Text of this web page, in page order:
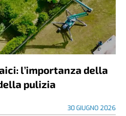
l’importanza della
pulizia
30 GIUGNO 2026